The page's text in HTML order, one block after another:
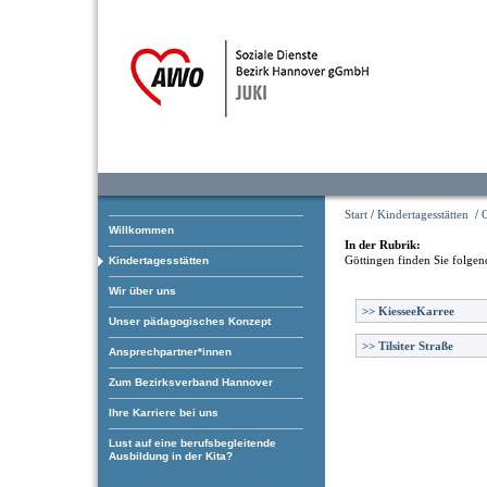
Willkommen
Kindertagesstätten
Wir über uns
Unser pädagogisches Konzept
Ansprechpartner*innen
Zum Bezirksverband Hannover
Ihre Karriere bei uns
Lust auf eine berufsbegleitende
Ausbildung in der Kita?
Start / Kindertagesstätten /
In der Rubrik:
Göttingen finden Sie
>> KiesseeKarree
>> Tilsiter Straße